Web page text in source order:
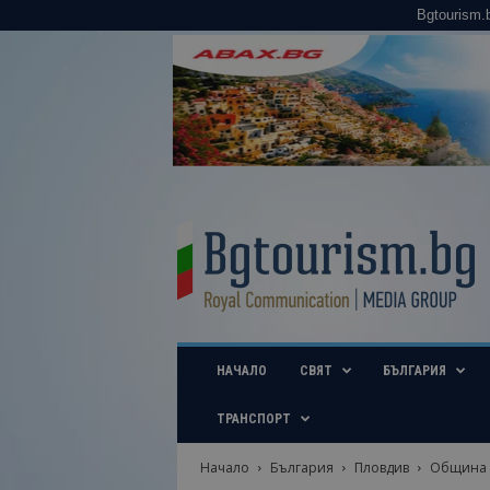
u
i
b
НАЧАЛО СВЯТ БЪЛГАРИЯ
ТРАНСПОРТ
Начало България Пловдив
Община